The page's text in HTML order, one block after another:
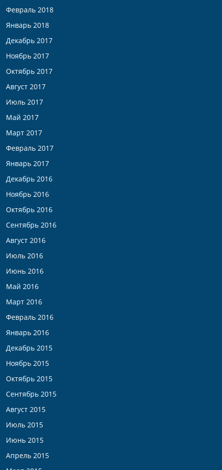
Февраль 2018
Январь 2018
Декабрь 2017
Ноябрь 2017
Октябрь 2017
Август 2017
Июль 2017
Май 2017
Март 2017
Февраль 2017
Январь 2017
Декабрь 2016
Ноябрь 2016
Октябрь 2016
Сентябрь 2016
Август 2016
Июль 2016
Июнь 2016
Май 2016
Март 2016
Февраль 2016
Январь 2016
Декабрь 2015
Ноябрь 2015
Октябрь 2015
Сентябрь 2015
Август 2015
Июль 2015
Июнь 2015
Апрель 2015